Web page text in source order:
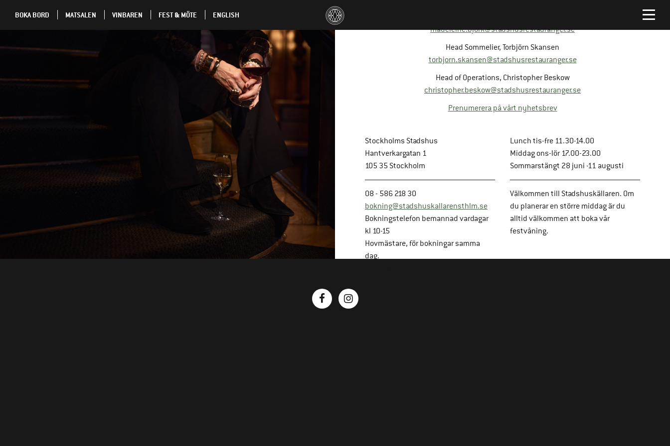
BOKA BORD MATSALEN VINBAREN FEST & MÖTE ENGLISH
madeleine.bjork@stadshusrestauranger.se
Head Sommelier, Torbjörn Skansen
torbjorn.skansen@stadshusrestauranger.se
Head of Operations, Christopher Beskow
christopher.beskow@stadshusrestauranger.se
Prenumerera på vårt nyhetsbrev
Stockholms Stadshus
Hantverkargatan 1
105 35 Stockholm
08 - 586 218 30
bokning@stadshuskallarensthlm.se
Bokningstelefon bemannad vardagar
kl 10-15
Hovmästare, för bokningar samma
dag.
Lunch tis-fre 11.30-14.00
Middag ons-lör 17.00-23.00
Sommarstängt 28 juni -11 augusti
Välkommen till Stadshuskällaren. Om
du planerar en större middag är du
alltid välkommen att boka vår
festvåning.